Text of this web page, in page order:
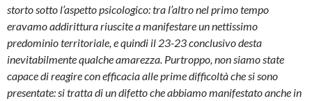
storto sotto l’aspetto psicologico: tra l’altro nel primo tempo
eravamo addirittura riuscite a manifestare un nettissimo
predominio territoriale, e quindi il 23-23 conclusivo desta
inevitabilmente qualche amarezza. Purtroppo, non siamo state
capace di reagire con efficacia alle prime difficoltà che si sono
presentate: si tratta di un difetto che abbiamo manifestato anche in